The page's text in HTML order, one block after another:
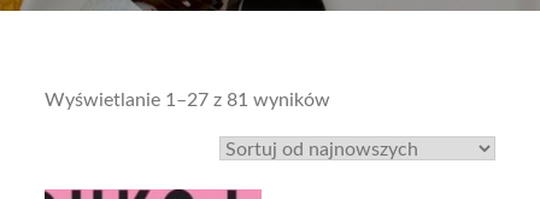
Wyświetlanie 1–27 z 81 wyników
by
latest